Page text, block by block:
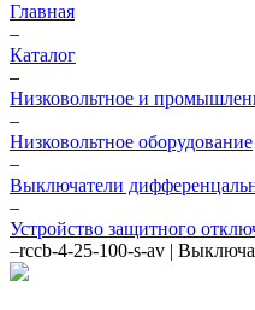
Главная
–
Каталог
–
Низковольтное и
–
Низковольтное оборудование
–
Выключатели
–
Устройство защитного
–rccb-4-25-100-s-av |